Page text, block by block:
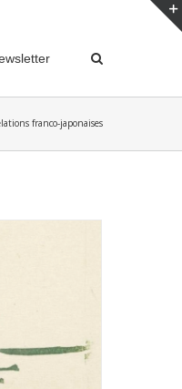
franco-japonaises